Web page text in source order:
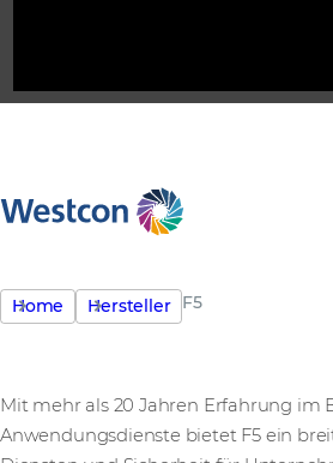
Home Hersteller F5
Mit mehr als 20 Jahren Erfahrung im
Anwendungsdienste bietet F5 ein